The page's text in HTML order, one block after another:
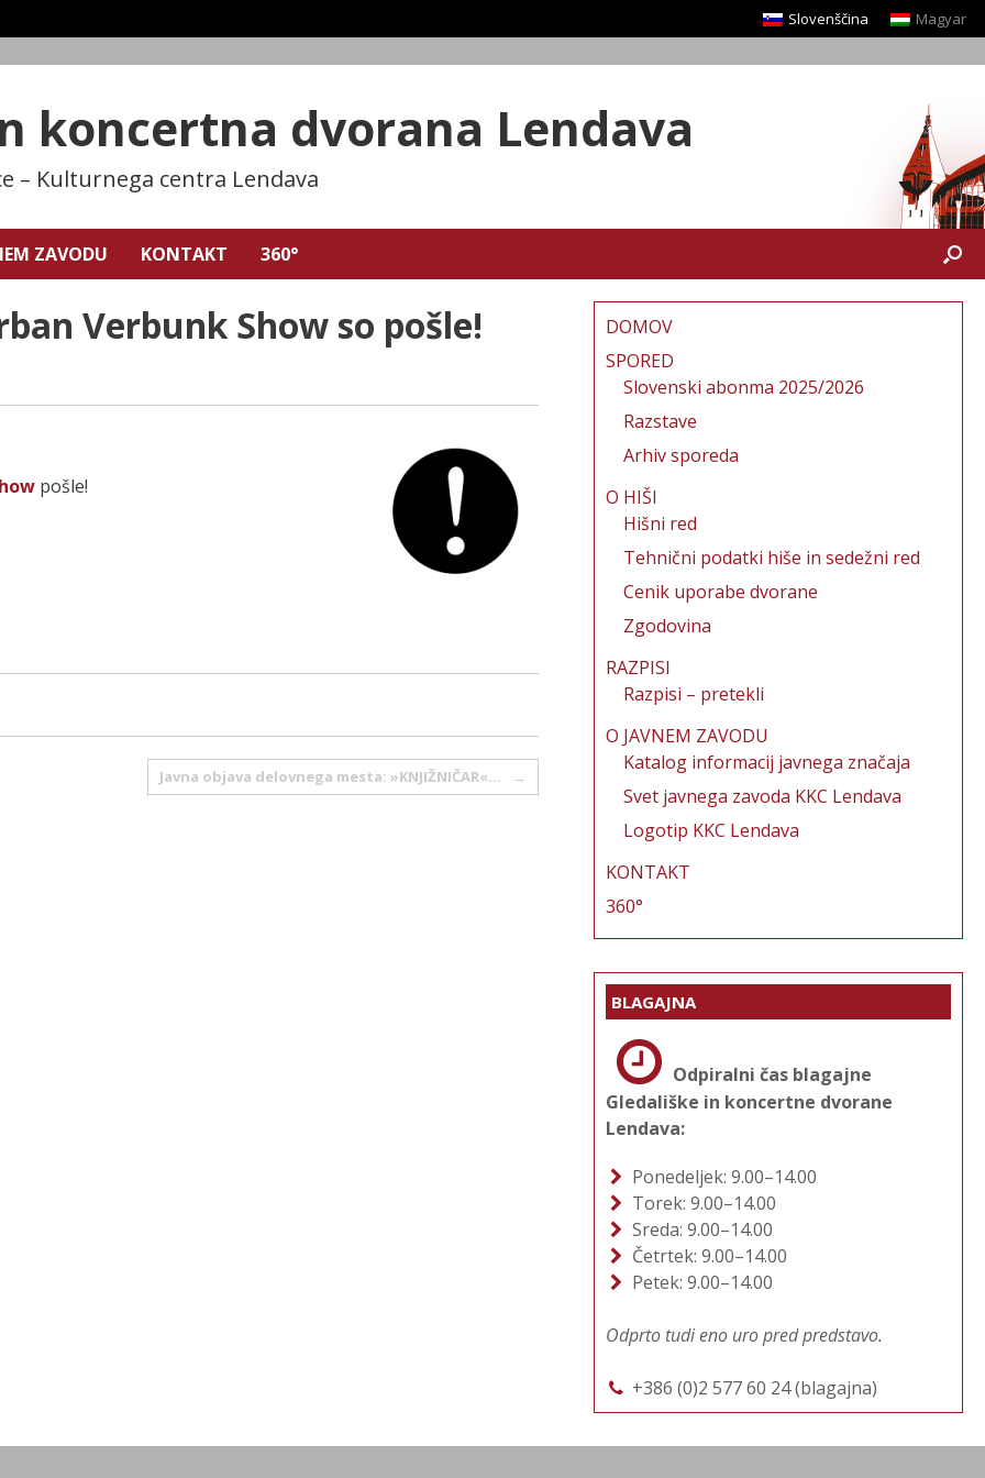
Slovenščina
Magyar
koncertna dvorana Lendava
– Kulturnega centra Lendava
ZAVODU KONTAKT 360°
Verbunk Show so pošle!
pošle!
Javna objava delovnega mesta: »KNJIŽNIČAR«… →
DOMOV
SPORED
Slovenski abonma 2025/2026
Razstave
Arhiv sporeda
O HIŠI
Hišni red
Tehnični podatki hiše in sedežni red
Cenik uporabe dvorane
Zgodovina
RAZPISI
Razpisi – pretekli
O JAVNEM ZAVODU
Katalog informacij javnega značaja
Svet javnega zavoda KKC Lendava
Logotip KKC Lendava
KONTAKT
360°
BLAGAJNA
Odpiralni čas blagajne
Gledališke in koncertne dvorane
Lendava:
Ponedeljek: 9.00–14.00
Torek: 9.00–14.00
Sreda: 9.00–14.00
Četrtek: 9.00–14.00
Petek: 9.00–14.00
Odprto tudi eno uro pred predstavo.
+386 (0)2 577 60 24 (blagajna)